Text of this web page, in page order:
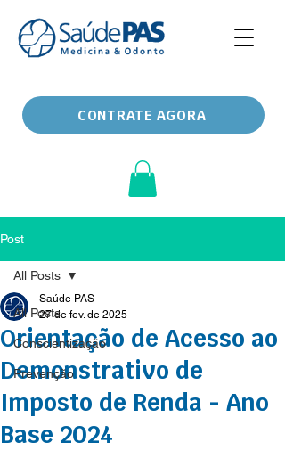
CONTRATE AGORA
Post
All Posts
Conscientização
Prevenção
All Posts
Orientação de Acesso ao
Demonstrativo de
Imposto de Renda - Ano
Base 2024
Saúde PAS
27 de fev. de 2025